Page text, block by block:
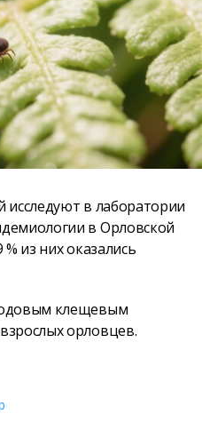
исследуют в лаборатории
в Орловской
из них оказались
клещевым
орловцев.